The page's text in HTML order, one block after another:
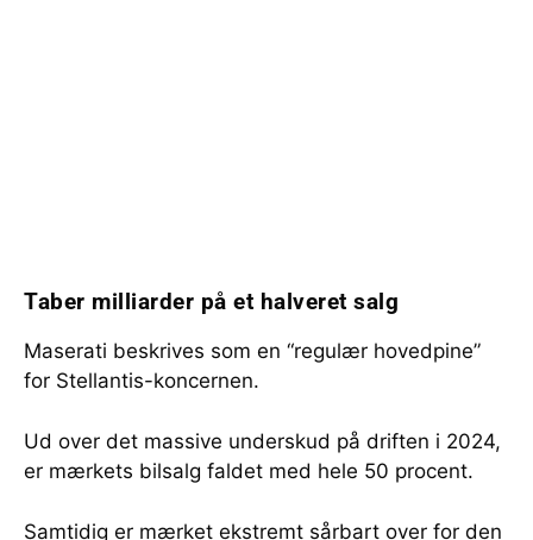
Taber milliarder på et halveret salg
Maserati beskrives som en “regulær hovedpine”
for Stellantis-koncernen.
Ud over det massive underskud på driften i 2024,
er mærkets bilsalg faldet med hele 50 procent.
Samtidig er mærket ekstremt sårbart over for den